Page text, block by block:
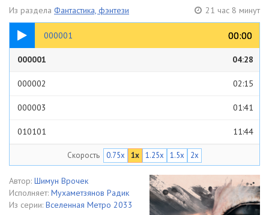
Из раздела Фантастика, фэнтези 21 час 8 минут
000001 00:00
00:00
04:28
000001 04:28
000002 02:15
000003 01:41
010101 11:44
010103 10:11
010104 07:45
Скорость 0.75x 1x 1.25x 1.5x 2x
Автор: Шимун Врочек
Исполняет: Мухаметзянов Радик
Из серии: Вселенная Метро 2033